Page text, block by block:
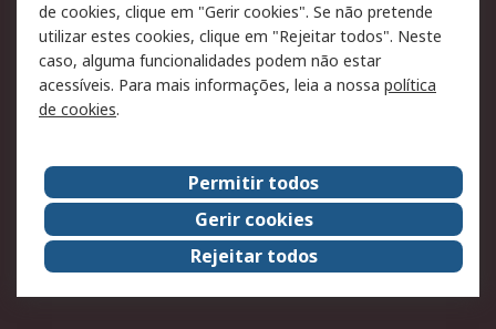
Aviso legal
Política de cookies
Política de privacidade
- Atualizada
Segurança de emails
Condições de venda
Sobre a RS
A RS no mundo
RS Group
Sobre a RS
Trabalhar na RS
ESG
de cookies, clique em "Gerir cookies". Se não pretende
utilizar estes cookies, clique em "Rejeitar todos". Neste
caso, alguma funcionalidades podem não estar
acessíveis. Para mais informações, leia a nossa política
de cookies.
Permitir todos
Gerir cookies
Rejeitar todos